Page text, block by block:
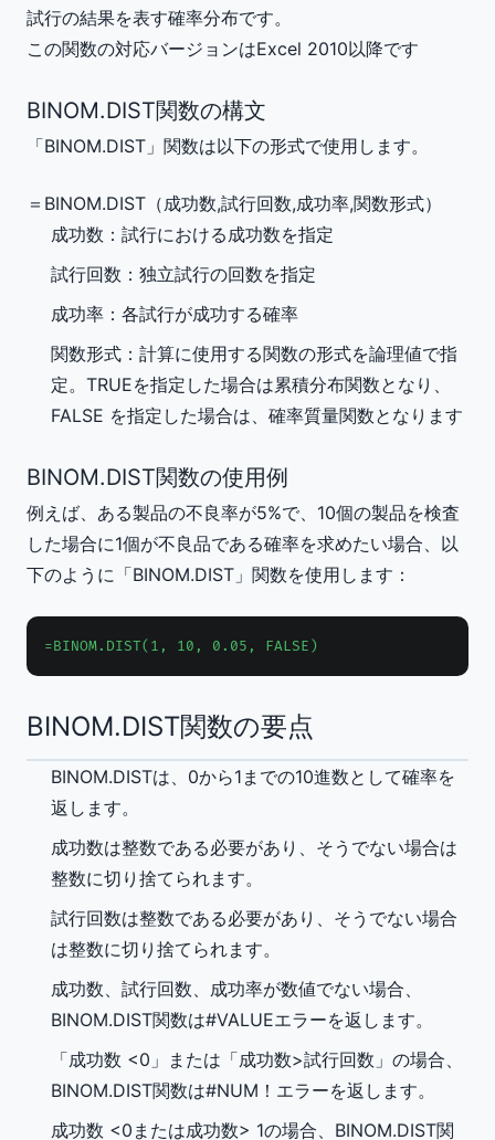
試行の結果を表す確率分布です。
この関数の対応バージョンはExcel 2010以降です
BINOM.DIST関数の構文
「BINOM.DIST」関数は以下の形式で使用します。
＝BINOM.DIST（成功数,試行回数,成功率,関数形式）
成功数 ：試行における成功数を指定
試行回数 ：独立試行の回数を指定
成功率 ：各試行が成功する確率
関数形式 ：計算に使用する関数の形式を論理値で指
定。TRUEを指定した場合は累積分布関数となり、
FALSE を指定した場合は、確率質量関数となります
BINOM.DIST関数の使用例
例えば、ある製品の不良率が5%で、10個の製品を検査
した場合に1個が不良品である確率を求めたい場合、以
下のように「BINOM.DIST」関数を使用します：
=BINOM.DIST(1, 10, 0.05, FALSE)
BINOM.DIST関数の要点
BINOM.DISTは、0から1までの10進数として確率を
返します。
成功数は整数である必要があり、そうでない場合は
整数に切り捨てられます。
試行回数は整数である必要があり、そうでない場合
は整数に切り捨てられます。
成功数、試行回数、成功率が数値でない場合、
BINOM.DIST関数は#VALUEエラーを返します。
「成功数 <0」または「成功数>試行回数」の場合、
BINOM.DIST関数は#NUM！エラーを返します。
成功数 <0または成功数> 1の場合、BINOM.DIST関